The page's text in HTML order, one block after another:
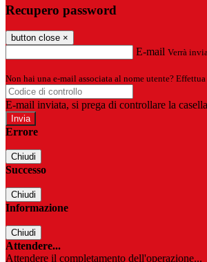
Recupero password
button close ×
E-mail Verrà
Non hai una e-mail associata al nome utente?
E-mail inviata, si prega di controllare la
Errore
Chiudi
Successo
Chiudi
Informazione
Chiudi
Attendere...
Attendere il completamento dell'operazione...